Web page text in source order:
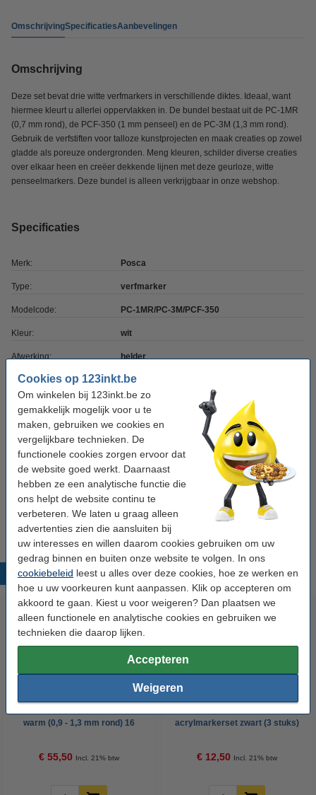
Cookies op 123inkt.be
Om winkelen bij 123inkt.be zo
gemakkelijk mogelijk voor u te
maken, gebruiken we cookies en
vergelijkbare technieken. De
functionele cookies zorgen ervoor dat
de website goed werkt. Daarnaast
hebben ze een analytische functie die
ons helpt de website continu te
verbeteren. We laten u graag alleen
advertenties zien die aansluiten bij
uw interesses en willen daarom cookies gebruiken om uw
gedrag binnen en buiten onze website te volgen. In ons
cookiebeleid leest u alles over deze cookies, hoe ze werken en
hoe u uw voorkeuren kunt aanpassen. Klik op accepteren om
akkoord te gaan. Kiest u voor weigeren? Dan plaatsen we
alleen functionele en analytische cookies en gebruiken we
technieken die daarop lijken.
Accepteren
Weigeren
OmschrijvingSpecificatiesAanbevelingen
Omschrijving
Deze set bevat drie witte verfmarkers in verschillende diktes. Ideaal, want
hiermee kleurt u allerlei oppervlakken in. De bundel bestaat uit de PC-1MR
(0,7 mm rond), de PCF-350 (1 mm penseel) en de PC-3M (1,3 mm rond).
Gebruik de verfstiften voor talloze kunstprojecten en maak creaties op zowel
gladde als poreuze ondergronden. Meng kleuren, schilder diverse creaties
over elkaar heen en creëer dekkende lijnen met deze geurloze, witte
penseelmarkers. Deze bundel is alleen verkrijgbaar in onze webshop.
Specificaties
Merk: Posca
Type: verfmarker
Modelcode: PC-1MR/PC-3M/PCF-350
Kleur: wit
Afwerking: helder
Punt: divers
Aantal: 3 stuk(s)
Tip: meebestellen
POSCA PC-1MR/PC-3M/PCF-350
acrylmarkerset zwart (3 stuks)
€ 13,50
Populaire producten
warm (0,9 - 1,3 mm rond) 16
€ 55,50 Incl. 21% btw
acrylmarkerset zwart (3 stuks)
€ 12,50 Incl. 21% btw